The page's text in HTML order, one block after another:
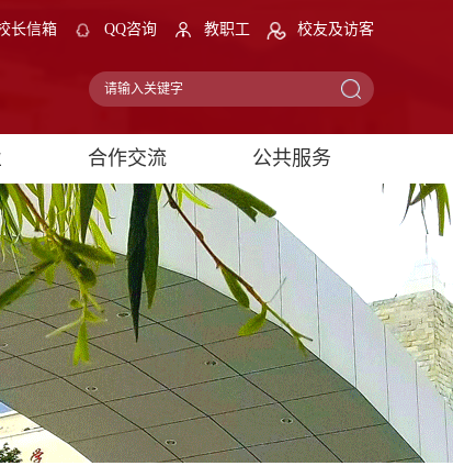
长信箱 QQ咨询 教职工 校友及访客
合作交流 公共服务